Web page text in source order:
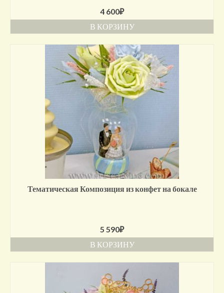
4 600₽
В КОРЗИНУ
Тематическая Композиция из конфет на бокале
5 590₽
В КОРЗИНУ